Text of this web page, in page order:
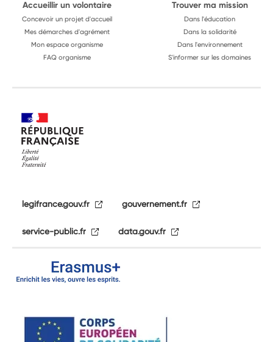
Accueillir un volontaire
Concevoir un projet d'accueil
Mes démarches d'agrément
Mon espace organisme
FAQ organisme
Trouver ma mission
Dans l'éducation
Dans la solidarité
Dans l'environnement
S'informer sur les domaines
legifrance.gouv.fr gouvernement.fr
service-public.fr data.gouv.fr